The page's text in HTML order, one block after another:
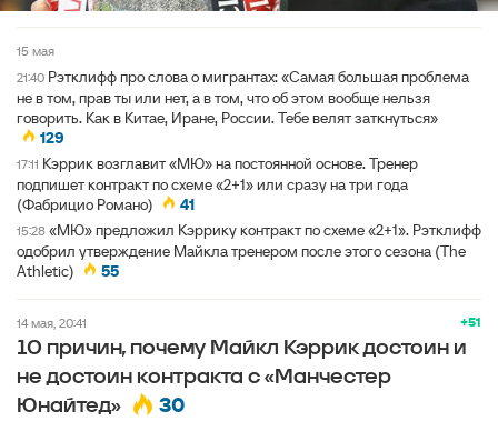
15 мая
21:40 Рэтклифф про слова о мигрантах: «Самая большая проблема
не в том, прав ты или нет, а в том, что об этом вообще нельзя
говорить. Как в Китае, Иране, России. Тебе велят заткнуться»
129
17:11 Кэррик возглавит «МЮ» на постоянной основе. Тренер
подпишет контракт по схеме «2+1» или сразу на три года
(Фабрицио Романо)
41
15:28 «МЮ» предложил Кэррику контракт по схеме «2+1». Рэтклифф
одобрил утверждение Майкла тренером после этого сезона (The
Athletic)
55
+51
14 мая, 20:41
10 причин, почему Майкл Кэррик достоин и
не достоин контракта с «Манчестер
Юнайтед»
30